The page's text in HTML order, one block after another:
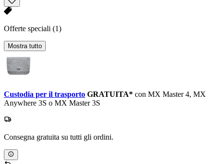
Offerte speciali (1)
Mostra tutto
Custodia per il trasporto GRATUITA* con MX Master 4, MX
Anywhere 3S o MX Master 3S
Consegna gratuita su tutti gli ordini.